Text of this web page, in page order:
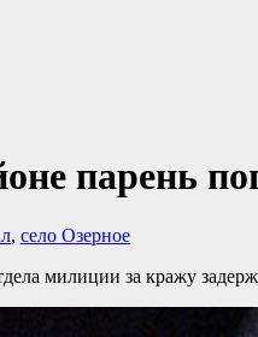
парень
, село Озерное
милиции за кражу